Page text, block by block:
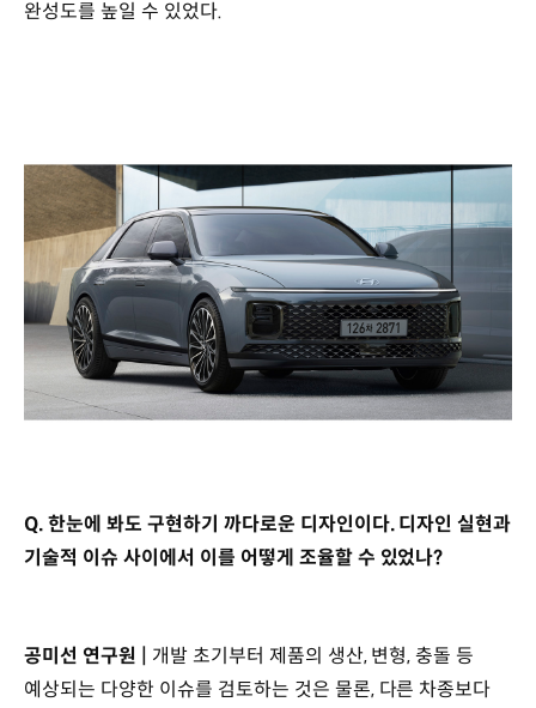
완성도를 높일 수 있었다.
Q. 한눈에 봐도 구현하기 까다로운 디자인이다. 디자인 실현과
기술적 이슈 사이에서 이를 어떻게 조율할 수 있었나?
공미선 연구원 | 개발 초기부터 제품의 생산, 변형, 충돌 등
예상되는 다양한 이슈를 검토하는 것은 물론, 다른 차종보다